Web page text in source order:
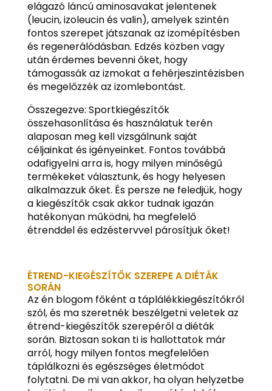
elágazó láncú aminosavakat jelentenek
(leucin, izoleucin és valin), amelyek szintén
fontos szerepet játszanak az izomépítésben
és regenerálódásban. Edzés közben vagy
után érdemes bevenni őket, hogy
támogassák az izmokat a fehérjeszintézisben
és megelőzzék az izomlebontást.
Összegezve: Sportkiegészítők
összehasonlítása és használatuk terén
alaposan meg kell vizsgálnunk saját
céljainkat és igényeinket. Fontos továbbá
odafigyelni arra is, hogy milyen minőségű
termékeket választunk, és hogy helyesen
alkalmazzuk őket. És persze ne feledjük, hogy
a kiegészítők csak akkor tudnak igazán
hatékonyan működni, ha megfelelő
étrenddel és edzéstervvel párosítjuk őket!
ÉTREND-KIEGÉSZÍTŐK SZEREPE A DIÉTÁK
SORÁN
Az én blogom főként a táplálékkiegészítőkről
szól, és ma szeretnék beszélgetni veletek az
étrend-kiegészítők szerepéről a diéták
során. Biztosan sokan ti is hallottatok már
arról, hogy milyen fontos megfelelően
táplálkozni és egészséges életmódot
folytatni. De mi van akkor, ha olyan helyzetbe